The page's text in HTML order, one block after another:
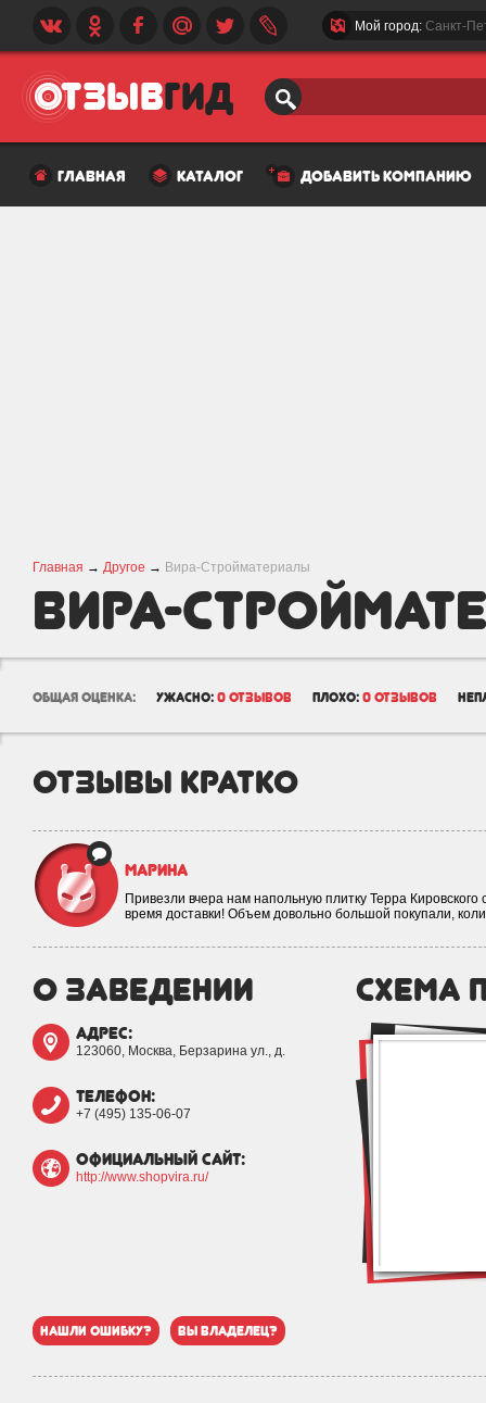
Мой город: Санкт-
главная каталог добавить компанию
Главная → Другое → Вира-Стройматериалы
Вира-
общая оценка: ужасно: 0 отзывов плохо: 0 отзывов
отзывы кратко
Марина
Привезли вчера нам напольную плитку Терра
время доставки! Объем довольно большой покупали,
о заведении
адрес:
123060, Москва, Берзарина ул., д.
телефон:
+7 (495) 135-06-07
официальный сайт:
http://www.shopvira.ru/
схема
нашли ошибку? вы владелец?